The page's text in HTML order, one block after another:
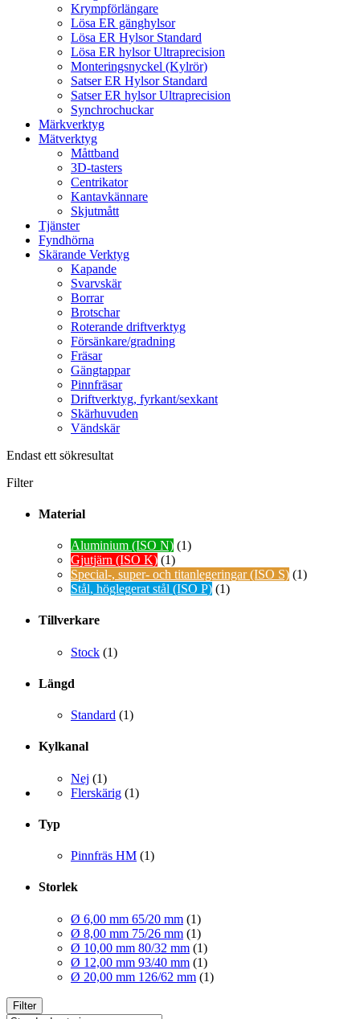
Krympförlängare
Lösa ER gänghylsor
Lösa ER Hylsor Standard
Lösa ER hylsor Ultraprecision
Monteringsnyckel (Kylrör)
Satser ER Hylsor Standard
Satser ER hylsor Ultraprecision
Synchrochuckar
Märkverktyg
Mätverktyg
Måttband
3D-tasters
Centrikator
Kantavkännare
Skjutmått
Tjänster
Fyndhörna
Skärande Verktyg
Kapande
Svarvskär
Borrar
Brotschar
Roterande driftverktyg
Försänkare/gradning
Fräsar
Gängtappar
Pinnfräsar
Driftverktyg, fyrkant/sexkant
Skärhuvuden
Vändskär
Endast ett sökresultat
Filter
Material
Aluminium (ISO N) (1)
Gjutjärn (ISO K) (1)
Special-, super- och titanlegeringar (ISO S) (1)
Stål, höglegerat stål (ISO P) (1)
Tillverkare
Stock (1)
Längd
Standard (1)
Kylkanal
Nej (1)
Flerskärig (1)
Typ
Pinnfräs HM (1)
Storlek
Ø 6,00 mm 65/20 mm (1)
Ø 8,00 mm 75/26 mm (1)
Ø 10,00 mm 80/32 mm (1)
Ø 12,00 mm 93/40 mm (1)
Ø 20,00 mm 126/62 mm (1)
Filter